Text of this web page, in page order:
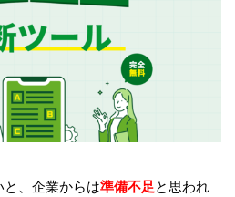
、企業からは準備不足と思われ